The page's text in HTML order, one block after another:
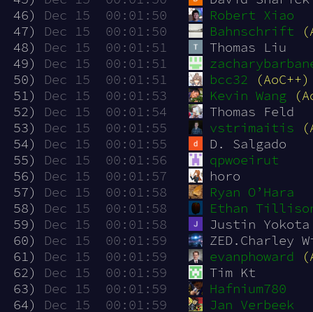
46)
Dec 15  00:01:50
Robert Xiao
47)
Dec 15  00:01:50 Bahnschrift
48)
Dec 15  00:01:51
Thomas Liu
49)
Dec 15  00:01:51
50)
Dec 15  00:01:51 bcc32
(AoC++)
51)
Dec 15  00:01:53 Kevin Wang
52)
Dec 15  00:01:54
Thomas Feld
53)
Dec 15  00:01:55 vstrimaitis
54)
Dec 15  00:01:55
D. Salgado
55)
Dec 15  00:01:56
qpwoeirut
56)
Dec 15  00:01:57
horo
57)
Dec 15  00:01:58
Ryan O’Hara
58)
Dec 15  00:01:58
Ethan
59)
Dec 15  00:01:58
Justin Yokota
60)
Dec 15  00:01:59
ZED.Charley
61)
Dec 15  00:01:59 evanphoward
62)
Dec 15  00:01:59
Tim Kt
63)
Dec 15  00:01:59
Hafnium780
64)
Dec 15  00:01:59
Jan Verbeek